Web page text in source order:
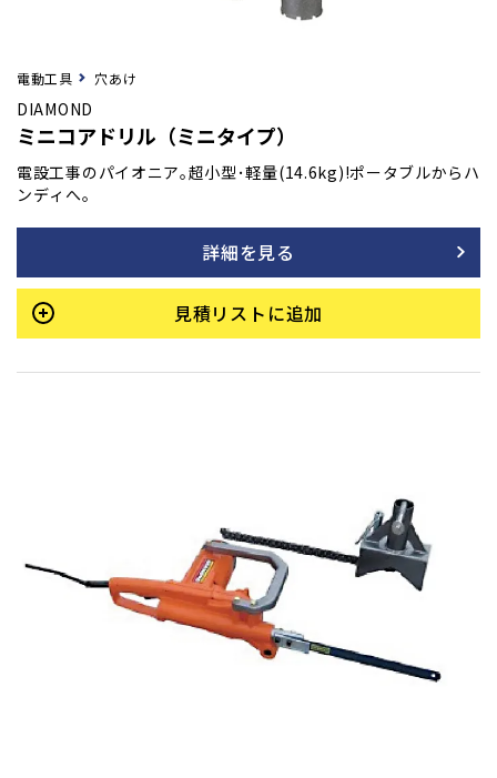
電動工具 穴あけ
DIAMOND
ミニコアドリル（ミニタイプ）
電設工事のパイオニア｡超小型･軽量(14.6kg)!ポータブルからハ
ンディへ｡
詳細を見る
見積リストに追加